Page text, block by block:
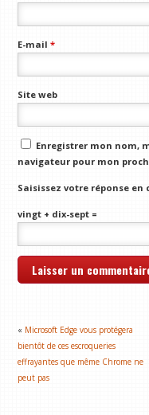
E-mail*
Site web
Enregistrer mon nom,
navigateur pour mon
Saisissez votre réponse en
vingt + dix-sept =
« Microsoft Edge vous protégera
bientôt de ces escroqueries
effrayantes que même Chrome ne
peut pas